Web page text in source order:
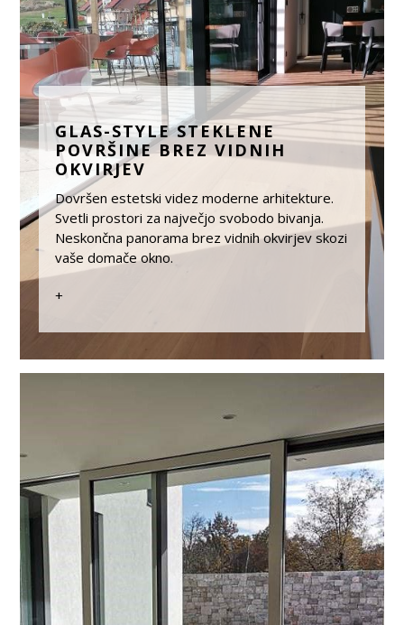
GLAS-STYLE STEKLENE
POVRŠINE BREZ VIDNIH
OKVIRJEV
Dovršen estetski videz moderne arhitekture.
Svetli prostori za največjo svobodo bivanja.
Neskončna panorama brez vidnih okvirjev skozi
vaše domače okno.
+